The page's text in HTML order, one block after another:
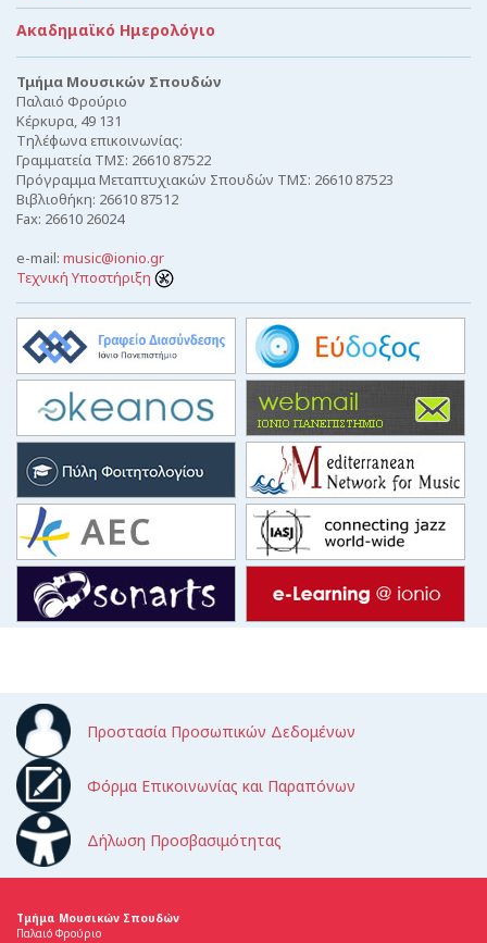
Ακαδημαϊκό Ημερολόγιο
Τμήμα Μουσικών Σπουδών
Παλαιό Φρούριο
Κέρκυρα, 49 131
Τηλέφωνα επικοινωνίας:
Γραμματεία ΤΜΣ: 26610 87522
Πρόγραμμα Μεταπτυχιακών Σπουδών ΤΜΣ: 26610 87523
Βιβλιοθήκη: 26610 87512
Fax: 26610 26024
e-mail: music@ionio.gr
Τεχνική Υποστήριξη
Προστασία Προσωπικών Δεδομένων
Φόρμα Επικοινωνίας και Παραπόνων
Δήλωση Προσβασιμότητας
Τμήμα Μουσικών Σπουδών
Παλαιό Φρούριο